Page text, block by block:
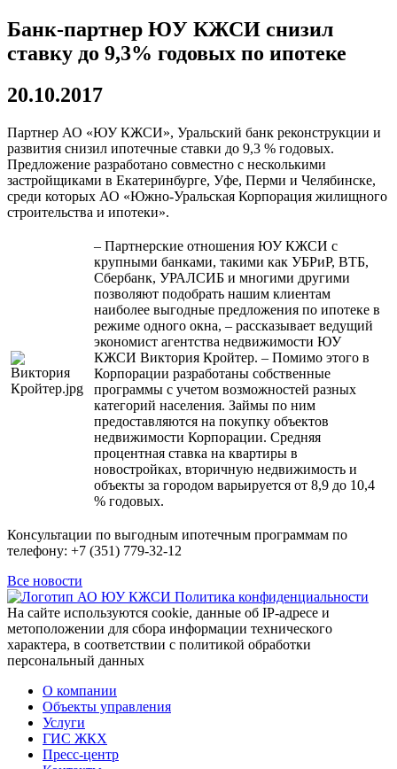
Банк-партнер ЮУ КЖСИ снизил
ставку до 9,3% годовых по ипотеке
20.10.2017
Партнер АО «ЮУ КЖСИ», Уральский банк реконструкции и
развития снизил ипотечные ставки до 9,3 % годовых.
Предложение разработано совместно с несколькими
застройщиками в Екатеринбурге, Уфе, Перми и Челябинске,
среди которых АО «Южно-Уральская Корпорация жилищного
строительства и ипотеки».
– Партнерские отношения ЮУ КЖСИ с
крупными банками, такими как УБРиР, ВТБ,
Сбербанк, УРАЛСИБ и многими другими
позволяют подобрать нашим клиентам
наиболее выгодные предложения по ипотеке в
режиме одного окна, – рассказывает ведущий
экономист агентства недвижимости ЮУ
КЖСИ Виктория Кройтер. – Помимо этого в
Корпорации разработаны собственные
программы с учетом возможностей разных
категорий населения. Займы по ним
предоставляются на покупку объектов
недвижимости Корпорации. Средняя
процентная ставка на квартиры в
новостройках, вторичную недвижимость и
объекты за городом варьируется от 8,9 до 10,4
% годовых.
Консультации по выгодным ипотечным программам по
телефону: +7 (351) 779-32-12
Все новости
Политика конфиденциальности
На сайте используются cookie, данные об IP-адресе и
метоположении для сбора информации технического
характера, в соответствии с политикой обработки
персональный данных
О компании
Объекты управления
Услуги
ГИС ЖКХ
Пресс-центр